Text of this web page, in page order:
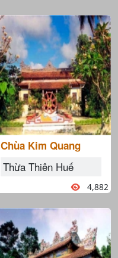
Chùa Kim Quang
Thừa Thiên Huế
4,882